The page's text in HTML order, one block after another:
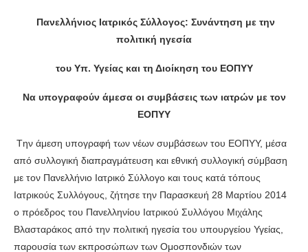
Πανελλήνιος Ιατρικός Σύλλογος: Συνάντηση με την
πολιτική ηγεσία
του Υπ. Υγείας και τη Διοίκηση του ΕΟΠΥΥ
Να υπογραφούν άμεσα οι συμβάσεις των ιατρών με τον
ΕΟΠΥΥ
Tην άμεση υπογραφή των νέων συμβάσεων του ΕΟΠΥΥ, μέσα
από συλλογική διαπραγμάτευση και εθνική συλλογική σύμβαση
με τον Πανελλήνιο Ιατρικό Σύλλογο και τους κατά τόπους
Ιατρικούς Συλλόγους, ζήτησε την Παρασκευή 28 Μαρτίου 2014
ο πρόεδρος του Πανελληνίου Ιατρικού Συλλόγου Μιχάλης
Βλασταράκος από την πολιτική ηγεσία του υπουργείου Υγείας,
παρουσία των εκπροσώπων των Ομοσπονδιών των